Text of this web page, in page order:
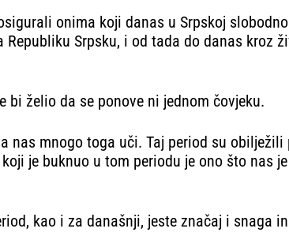
onima koji danas u Srpskoj
Srpsku, i od tada do danas kroz
bi želio da se ponove ni jednom čovjeku.
mnogo toga uči. Taj period su
je buknuo u tom periodu je ono što nas
kao i za današnji, jeste značaj i snaga